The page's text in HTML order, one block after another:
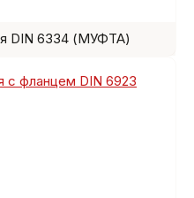
DIN 6334 (МУФТА)